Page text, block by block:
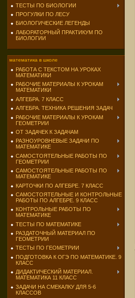
ТЕСТЫ ПО БИОЛОГИИ
ПРОГУЛКИ ПО ЛЕСУ
БИОЛОГИЧЕСКИЕ ЛЕГЕНДЫ
ЛАБОРАТОРНЫЙ ПРАКТИКУМ ПО
БИОЛОГИИ
математика в школе
РАБОТА С ТЕКСТОМ НА УРОКАХ
МАТЕМАТИКИ
РАБОЧИЕ МАТЕРИАЛЫ К УРОКАМ
МАТЕМАТИКИ
АЛГЕБРА. 7 КЛАСС
АЛГЕБРА. ТЕХНИКА РЕШЕНИЯ ЗАДАЧ
РАБОЧИЕ МАТЕРИАЛЫ К УРОКАМ
ГЕОМЕТРИИ
ОТ ЗАДАЧЕК К ЗАДАЧАМ
РАЗНОУРОВНЕВЫЕ ЗАДАЧИ ПО
МАТЕМАТИКЕ
САМОСТОЯТЕЛЬНЫЕ РАБОТЫ ПО
ГЕОМЕТРИИ
САМОСТОЯТЕЛЬНЫЕ РАБОТЫ ПО
МАТЕМАТИКЕ
КАРТОЧКИ ПО АЛГЕБРЕ. 7 КЛАСС
САМОСТОЯТЕЛЬНЫЕ И КОНТРОЛЬНЫЕ
РАБОТЫ ПО АЛГЕБРЕ. 9 КЛАСС
КОНТРОЛЬНЫЕ РАБОТЫ ПО
МАТЕМАТИКЕ
ТЕСТЫ ПО МАТЕМАТИКЕ
РАЗДАТОЧНЫЙ МАТЕРИАЛ ПО
ГЕОМЕТРИИ
ТЕСТЫ ПО ГЕОМЕТРИИ
ПОДГОТОВКА К ОГЭ ПО МАТЕМАТИКЕ. 9
КЛАСС
ДИДАКТИЧЕСКИЙ МАТЕРИАЛ.
МАТЕМАТИКА 11 КЛАСС
ЗАДАЧИ НА СМЕКАЛКУ ДЛЯ 5-6
КЛАССОВ